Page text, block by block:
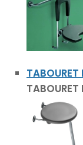
TABOURET